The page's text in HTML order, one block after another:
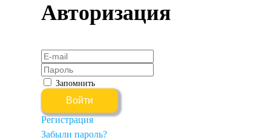
Авторизация
Запомнить
Регистрация
Забыли пароль?